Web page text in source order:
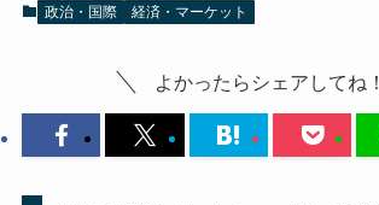
政治・国際 経済・マーケット
よかったらシェアしてね！